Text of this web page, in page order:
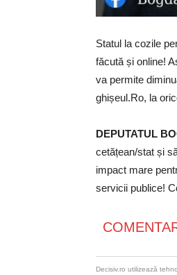
Statul la cozile
făcută și online!
va permite
ghișeul.Ro, la
DEPUTATUL
cetățean/stat și
impact mare
servicii publice!
Decisiv.ro utilizează